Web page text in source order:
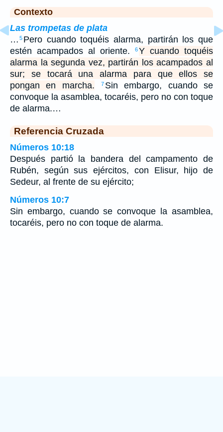
Contexto
Las trompetas de plata
… 5 Pero cuando toquéis alarma, partirán los que
estén acampados al oriente.
6Y cuando toquéis
alarma la segunda vez, partirán los acampados al
sur; se tocará una alarma para que ellos se
pongan en marcha.
7 Sin embargo, cuando se
convoque la asamblea, tocaréis, pero no con toque
de alarma.…
Referencia Cruzada
Números 10:18
Después partió la bandera del campamento de
Rubén, según sus ejércitos, con Elisur, hijo de
Sedeur, al frente de su ejército;
Números 10:7
Sin embargo, cuando se convoque la asamblea,
tocaréis, pero no con toque de alarma.